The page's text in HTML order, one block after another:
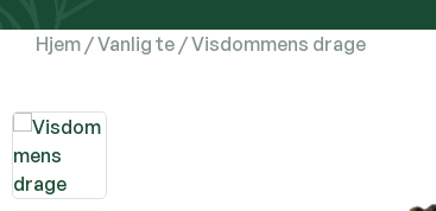
Hjem /Vanlig te / Visdommens drage